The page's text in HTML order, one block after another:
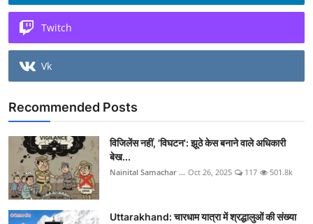
Twitch
Vk
Recommended Posts
विजिलेंस नहीं, 'विघटन': झूठे केस बनाने वाले अधिकारी
बेख...
Nainital Samachar ... Oct 26, 2025 117 501.8k
Uttarakhand: चारधाम यात्रा में श्रद्धालुओं की संख्या